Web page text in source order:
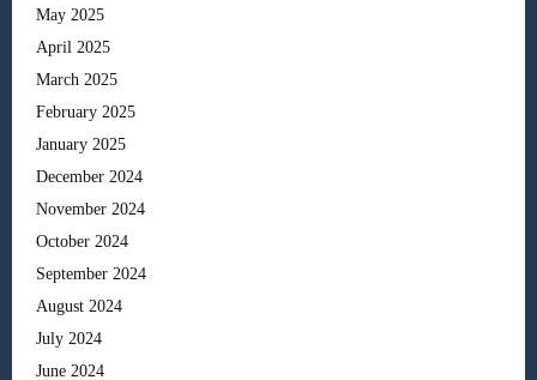
May 2025
April 2025
March 2025
February 2025
January 2025
December 2024
November 2024
October 2024
September 2024
August 2024
July 2024
June 2024